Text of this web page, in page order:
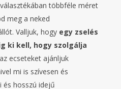
többféle méret
meg a neked
Valljuk, hogy egy zselés
ki kell, hogy szolgálja
ecseteket ajánljuk
mi is szívesen és
és hosszú idejű